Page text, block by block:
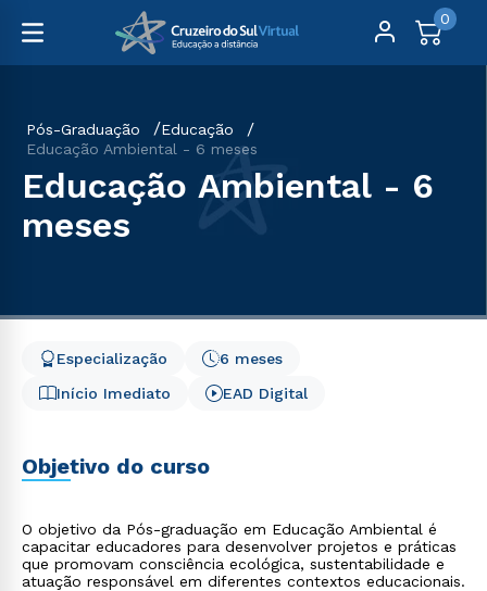
0
Pós-Graduação
Educação
Educação Ambiental - 6 meses
Educação Ambiental - 6
meses
Início Imediato
6 meses
Especialização
EAD Digital
Objetivo do curso
O objetivo da Pós-graduação em Educação Ambiental é
capacitar educadores para desenvolver projetos e práticas
que promovam consciência ecológica, sustentabilidade e
atuação responsável em diferentes contextos educacionais.